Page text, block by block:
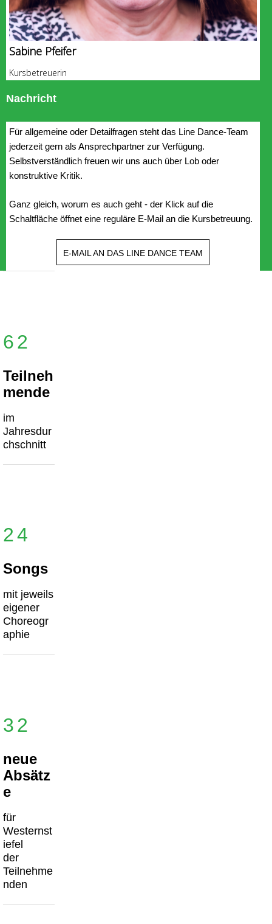
Sabine Pfeifer
Kursbetreuerin
Nachricht
Für allgemeine oder Detailfragen steht das Line Dance-Team
jederzeit gern als Ansprechpartner zur Verfügung.
Selbstverständlich freuen wir uns auch über Lob oder
konstruktive Kritik.
Ganz gleich, worum es auch geht - der Klick auf die
Schaltfläche öffnet eine reguläre E-Mail an die Kursbetreuung.
E-MAIL AN DAS LINE DANCE TEAM
62
Teilneh
mende
im
Jahresdur
chschnitt
24
Songs
mit jeweils
eigener
Choreogr
aphie
32
neue
Absätz
e
für
Westernst
iefel
der
Teilnehme
nden